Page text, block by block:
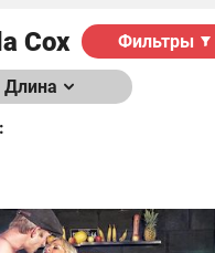
Cox Фильтры
Длина